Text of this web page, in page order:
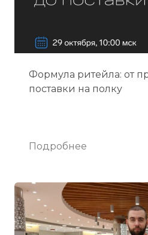
Формула ритейла: от
поставки на полку
Подробнее